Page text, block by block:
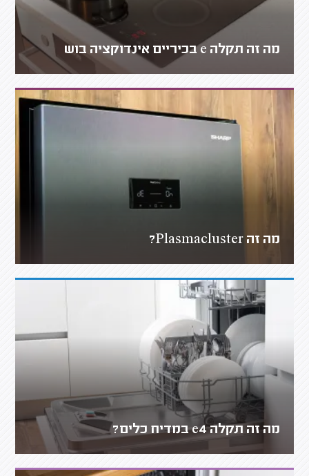
מה זה תקלה e בכיריים אינדוקציה בוש
מה זה Plasmacluster?
מה זה תקלה e4 במדיח כלים?